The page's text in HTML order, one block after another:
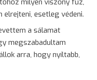
milyen viszony fűz,
elrejteni, esetleg védeni.
a sálamat
megszabadultam
arra, hogy nyíltabb,